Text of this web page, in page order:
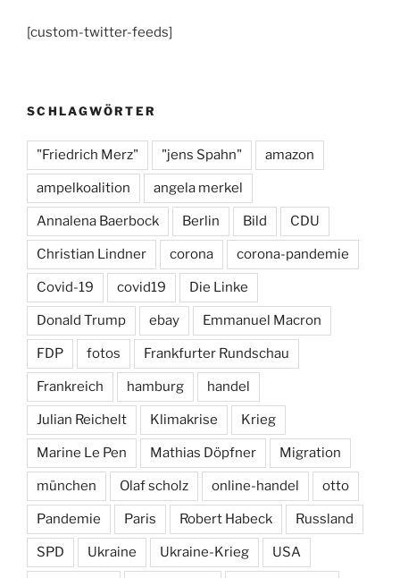
e
o
o
k
a
gr
m
e
s
y
[custom-twitter-feeds]
SCHLAGWÖRTER
"Friedrich Merz" "jens Spahn" amazon
ampelkoalition angela merkel
Annalena Baerbock Berlin Bild CDU
Christian Lindner corona corona-pandemie
Covid-19 covid19 Die Linke
Donald Trump ebay Emmanuel Macron
FDP fotos Frankfurter Rundschau
Frankreich hamburg handel
Julian Reichelt Klimakrise Krieg
Marine Le Pen Mathias Döpfner Migration
münchen Olaf scholz online-handel otto
Pandemie Paris Robert Habeck Russland
SPD Ukraine Ukraine-Krieg USA